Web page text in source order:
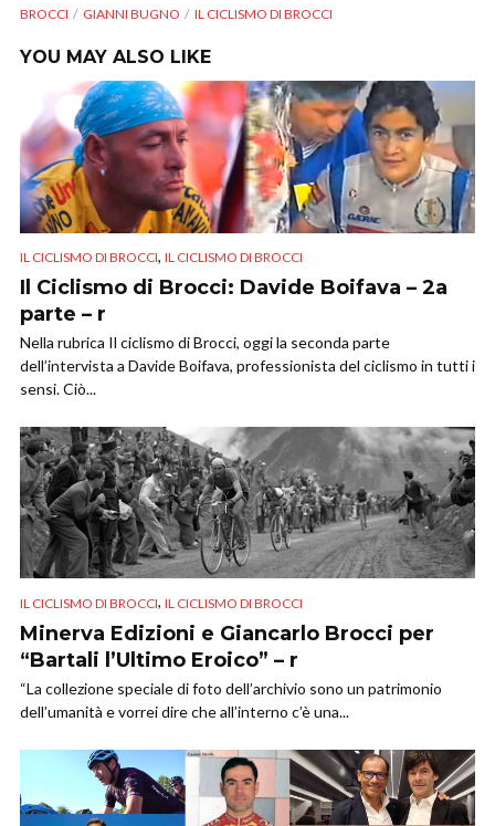
BROCCI
GIANNI BUGNO IL CICLISMO DI BROCCI
YOU MAY ALSO LIKE
IL CICLISMO DI BROCCI, IL CICLISMO DI BROCCI
Il Ciclismo di Brocci: Davide Boifava – 2a
parte – r
Nella rubrica Il ciclismo di Brocci, oggi la seconda parte
dell’intervista a Davide Boifava, professionista del ciclismo in tutti i
sensi. Ciò...
IL CICLISMO DI BROCCI, IL CICLISMO DI BROCCI
Minerva Edizioni e Giancarlo Brocci per
“Bartali l’Ultimo Eroico” – r
“La collezione speciale di foto dell’archivio sono un patrimonio
dell’umanità e vorrei dire che all’interno c’è una...